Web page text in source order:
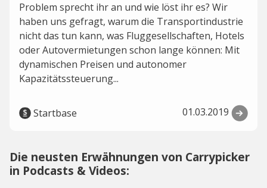
Problem sprecht ihr an und wie löst ihr es? Wir
haben uns gefragt, warum die Transportindustrie
nicht das tun kann, was Fluggesellschaften, Hotels
oder Autovermietungen schon lange können: Mit
dynamischen Preisen und autonomer
Kapazitätssteuerung...
Startbase 01.03.2019
Die neusten Erwähnungen von Carrypicker
in Podcasts & Videos: